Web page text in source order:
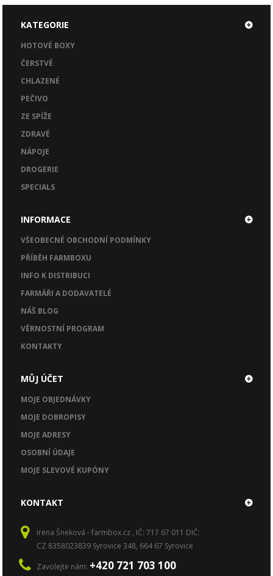
KATEGORIE
HOTOVÉ BOXY
ČERSTVÉ
CHLAZENÉ
PEČIVO
ZE SPÍŽE
ZDRAVÉ
NÁPOJE
DROGERIE
SPECIALS
INFORMACE
VŠEOBECNÉ OBCHODNÍ PODMÍNKY
PŘÍBĚH FARMBOXU
INFO K DISTRIBUCI
FARMÁŘI A DODAVATELÉ
NÁŠ BLOG
VĚRNOSTNÍ PROGRAM
KONTAKTY
MŮJ ÚČET
MOJE OBJEDNÁVKY
MOJE DOBROPISY
MOJE ADRESY
OSOBNÍ ÚDAJE
MOJE SLEVOVÉ KUPÓNY
KONTAKT
Irena Šneková - farmbox.cz , IČ: 717 67 011 DIČ:
CZ 8358023839 Syrovice 348, 664 67 Syrovice
Zavolejte nám: +420 721 703 100